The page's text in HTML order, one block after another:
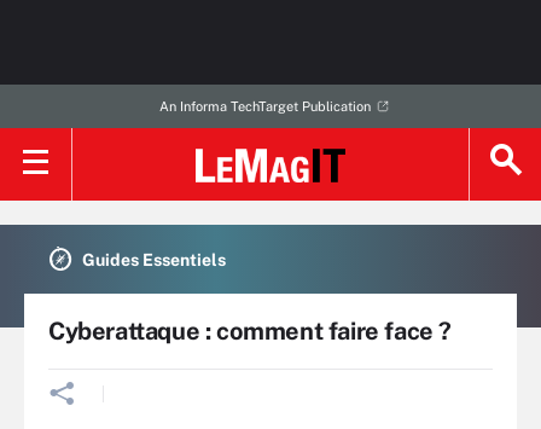
An Informa TechTarget Publication
Guides Essentiels
Cyberattaque : comment faire face ?